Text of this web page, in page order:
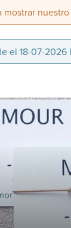
el 18-07-